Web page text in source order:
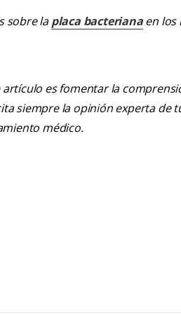
sobre laplaca bacterianaen los
artículo es fomentar la
siempre la opinión experta de
médico.